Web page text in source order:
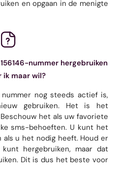
en opgaan in de menigte
nummer hergebruiken
ik maar wil?
nog steeds actief is,
gebruiken. Het is het
het als uw favoriete
sms-behoeften. U kunt het
als u het nodig heeft. Houd er
hergebruiken, maar dat
Dit is dus het beste voor